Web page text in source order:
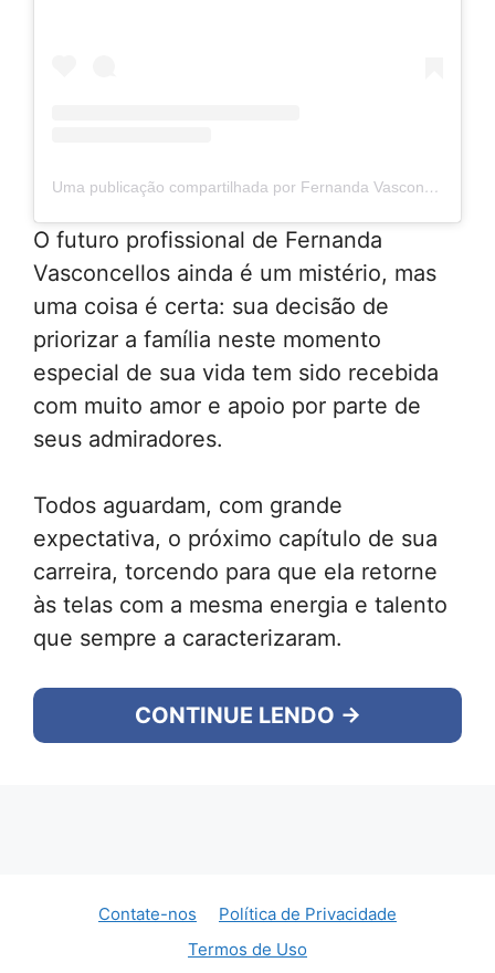
Uma publicação compartilhada por Fernanda Vasconcellos (@fevasconcellos)
O futuro profissional de Fernanda
Vasconcellos ainda é um mistério, mas
uma coisa é certa: sua decisão de
priorizar a família neste momento
especial de sua vida tem sido recebida
com muito amor e apoio por parte de
seus admiradores.
Todos aguardam, com grande
expectativa, o próximo capítulo de sua
carreira, torcendo para que ela retorne
às telas com a mesma energia e talento
que sempre a caracterizaram.
CONTINUE LENDO →
Contate-nos
Política de Privacidade
Termos de Uso